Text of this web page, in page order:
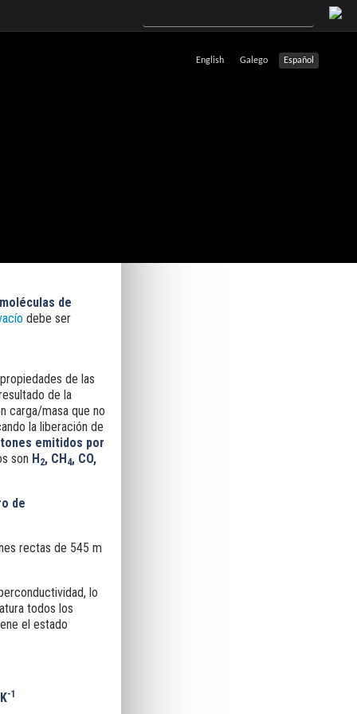
Español
Galego
English
de
debe ser
de las
de la
carga/masa que no
la liberación de
emitidos por
son H2, CH4, CO,
de
rectas de 545 m
lo
todos los
el estado
K-1